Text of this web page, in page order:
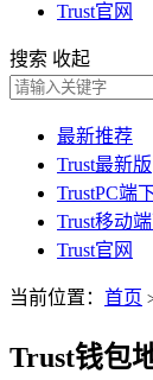
Trust官网
搜索 收起
最新推荐
Trust最新版
TrustPC端
Trust移动
Trust官网
当前位置： 首页
Trust钱包